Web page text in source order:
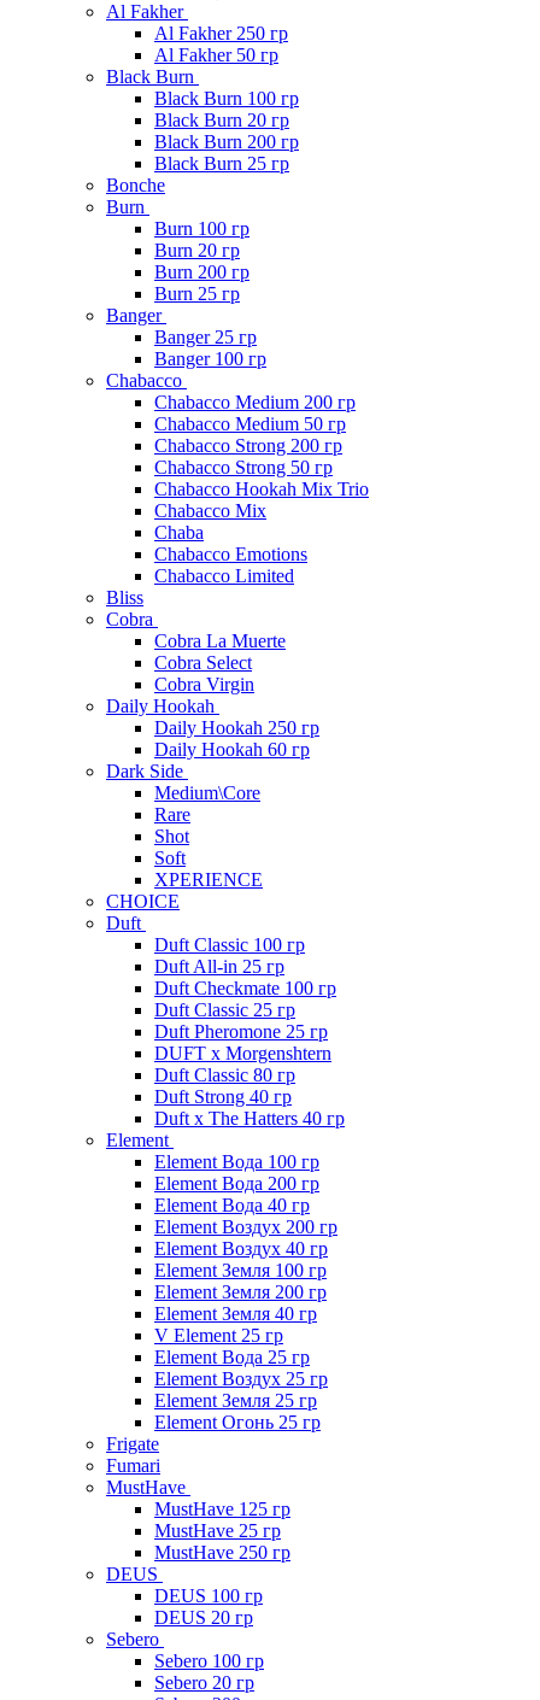
Al Fakher
Al Fakher 250 гр
Al Fakher 50 гр
Black Burn
Black Burn 100 гр
Black Burn 20 гр
Black Burn 200 гр
Black Burn 25 гр
Bonche
Burn
Burn 100 гр
Burn 20 гр
Burn 200 гр
Burn 25 гр
Banger
Banger 25 гр
Banger 100 гр
Chabacco
Chabacco Medium 200 гр
Chabacco Medium 50 гр
Chabacco Strong 200 гр
Chabacco Strong 50 гр
Chabacco Hookah Mix Trio
Chabacco Mix
Chaba
Chabacco Emotions
Chabacco Limited
Bliss
Cobra
Cobra La Muerte
Cobra Select
Cobra Virgin
Daily Hookah
Daily Hookah 250 гр
Daily Hookah 60 гр
Dark Side
Medium\Core
Rare
Shot
Soft
XPERIENCE
CHOICE
Duft
Duft Classic 100 гр
Duft All-in 25 гр
Duft Checkmate 100 гр
Duft Classic 25 гр
Duft Pheromone 25 гр
DUFT x Morgenshtern
Duft Classic 80 гр
Duft Strong 40 гр
Duft x The Hatters 40 гр
Element
Element Вода 100 гр
Element Вода 200 гр
Element Вода 40 гр
Element Воздух 200 гр
Element Воздух 40 гр
Element Земля 100 гр
Element Земля 200 гр
Element Земля 40 гр
V Element 25 гр
Element Вода 25 гр
Element Воздух 25 гр
Element Земля 25 гр
Element Огонь 25 гр
Frigate
Fumari
MustHave
MustHave 125 гр
MustHave 25 гр
MustHave 250 гр
DEUS
DEUS 100 гр
DEUS 20 гр
Sebero
Sebero 100 гр
Sebero 20 гр